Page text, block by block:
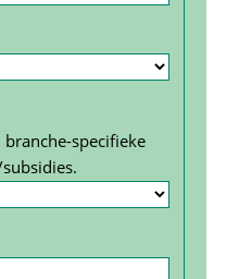
specifieke